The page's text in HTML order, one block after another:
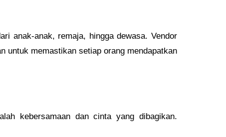
anak-anak, remaja, hingga dewasa. Vendor
untuk memastikan setiap orang mendapatkan
kebersamaan dan cinta yang dibagikan.